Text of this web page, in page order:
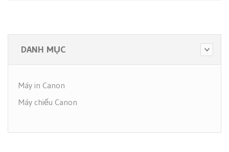
DANH MỤC
Máy in Canon
Máy chiếu Canon